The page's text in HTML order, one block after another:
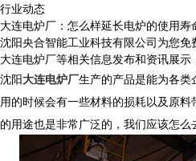
行业动态
大连电炉厂：怎么样延长电炉的使用寿
沈阳央合智能工业科技有限公司为您免
大连电炉厂等相关信息发布和资讯展示
沈阳大连电炉厂生产的产品是能为各
用的时候会有一些材料的损耗以及原
的用途也是非常广泛的，我们应该怎么